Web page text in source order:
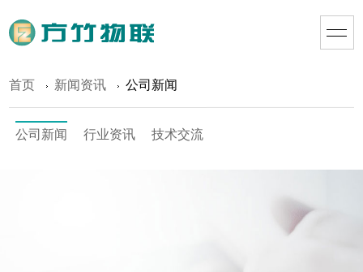
首页 新闻资讯 公司新闻
公司新闻 行业资讯 技术交流